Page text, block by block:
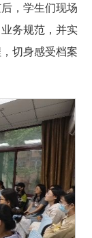
，学生们现场
务规范，并实
切身感受档案